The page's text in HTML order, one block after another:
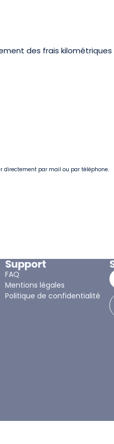
des frais kilométriques
directement par mail ou par téléphone.
Support
FAQ
Mentions légales
Politique de confidentialité